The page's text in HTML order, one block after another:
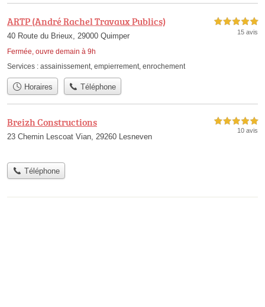
ARTP (André Rachel Travaux Publics)
40 Route du Brieux, 29000 Quimper
Fermée, ouvre demain à 9h
5,0 étoiles sur 5
15 avis
Services : assainissement, empierrement, enrochement
Horaires Téléphone
Breizh Constructions
23 Chemin Lescoat Vian, 29260 Lesneven
5,0 étoiles sur 5
10 avis
Téléphone